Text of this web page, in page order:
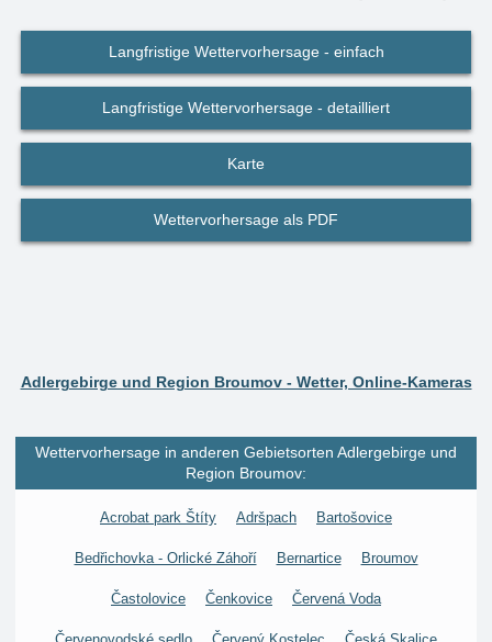
Langfristige Wettervorhersage - einfach
Langfristige Wettervorhersage - detailliert
Karte
Wettervorhersage als PDF
Adlergebirge und Region Broumov - Wetter, Online-Kameras
Wettervorhersage in anderen Gebietsorten Adlergebirge und
Region Broumov:
Acrobat park Štíty Adršpach Bartošovice
Bedřichovka - Orlické Záhoří Bernartice Broumov
Častolovice Čenkovice Červená Voda